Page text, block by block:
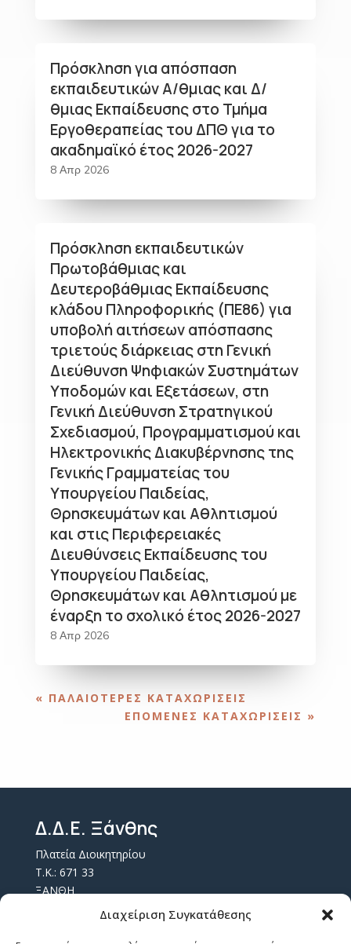
Διαχείριση Συγκατάθεσης
Πρόσκληση για απόσπαση
εκπαιδευτικών Α/θμιας και Δ/
θμιας Εκπαίδευσης στο Τμήμα
Εργοθεραπείας του ΔΠΘ για το
ακαδημαϊκό έτος 2026-2027
8 Απρ 2026
Πρόσκληση εκπαιδευτικών
Πρωτοβάθμιας και
Δευτεροβάθμιας Εκπαίδευσης
κλάδου Πληροφορικής (ΠΕ86) για
υποβολή αιτήσεων απόσπασης
τριετούς διάρκειας στη Γενική
Διεύθυνση Ψηφιακών Συστημάτων
Υποδομών και Εξετάσεων, στη
Γενική Διεύθυνση Στρατηγικού
Σχεδιασμού, Προγραμματισμού και
Ηλεκτρονικής Διακυβέρνησης της
Γενικής Γραμματείας του
Υπουργείου Παιδείας,
Θρησκευμάτων και Αθλητισμού
και στις Περιφερειακές
Διευθύνσεις Εκπαίδευσης του
Υπουργείου Παιδείας,
Θρησκευμάτων και Αθλητισμού με
έναρξη το σχολικό έτος 2026-2027
8 Απρ 2026
« ΠΑΛΑΙΌΤΕΡΕΣ ΚΑΤΑΧΩΡΊΣΕΙΣ
ΕΠΌΜΕΝΕΣ ΚΑΤΑΧΩΡΊΣΕΙΣ »
Δ.Δ.Ε. Ξάνθης
Πλατεία Διοικητηρίου
Τ.Κ.: 671 33
ΞΑΝΘΗ